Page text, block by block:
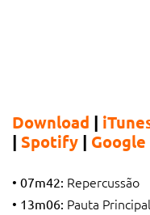
Download |
| Spotify |
• 07m42: Repercussão
• 13m06: Pauta Principal